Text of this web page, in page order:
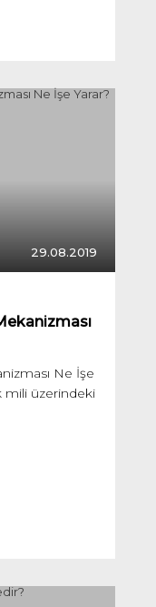
29.08.2019
Ne İşe
mili üzerindeki